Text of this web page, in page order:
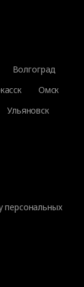
Волгоград
Омск
Ульяновск
персональных